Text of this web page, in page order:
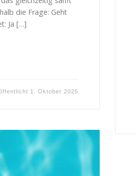
die Frage: Geht
Ja […]
1. Oktober 2025